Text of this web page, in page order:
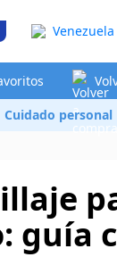
Venezuela
Cuidado personal
guía